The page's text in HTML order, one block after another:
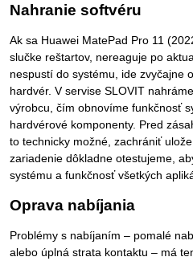
Nahranie softvéru
Ak sa Huawei MatePad Pro 11
slučke reštartov, nereaguje po
nespustí do systému, ide zvyčajne
hardvér. V servise SLOVIT
výrobcu, čím obnovíme funkčnosť
hardvérové komponenty. Pred
to technicky možné, zachrániť
zariadenie dôkladne otestujeme,
systému a funkčnosť všetkých
Oprava nabíjania
Problémy s nabíjaním – pomalé
alebo úplná strata kontaktu – má